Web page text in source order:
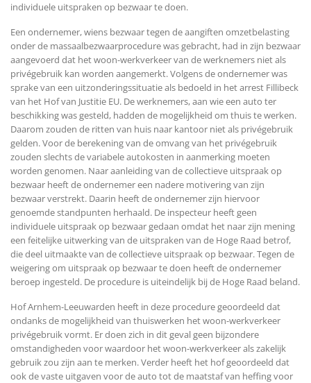
individuele uitspraken op bezwaar te doen.
Een ondernemer, wiens bezwaar tegen de aangiften omzetbelasting
onder de massaalbezwaarprocedure was gebracht, had in zijn bezwaar
aangevoerd dat het woon-werkverkeer van de werknemers niet als
privégebruik kan worden aangemerkt. Volgens de ondernemer was
sprake van een uitzonderingssituatie als bedoeld in het arrest Fillibeck
van het Hof van Justitie EU. De werknemers, aan wie een auto ter
beschikking was gesteld, hadden de mogelijkheid om thuis te werken.
Daarom zouden de ritten van huis naar kantoor niet als privégebruik
gelden. Voor de berekening van de omvang van het privégebruik
zouden slechts de variabele autokosten in aanmerking moeten
worden genomen. Naar aanleiding van de collectieve uitspraak op
bezwaar heeft de ondernemer een nadere motivering van zijn
bezwaar verstrekt. Daarin heeft de ondernemer zijn hiervoor
genoemde standpunten herhaald. De inspecteur heeft geen
individuele uitspraak op bezwaar gedaan omdat het naar zijn mening
een feitelijke uitwerking van de uitspraken van de Hoge Raad betrof,
die deel uitmaakte van de collectieve uitspraak op bezwaar. Tegen de
weigering om uitspraak op bezwaar te doen heeft de ondernemer
beroep ingesteld. De procedure is uiteindelijk bij de Hoge Raad beland.
Hof Arnhem-Leeuwarden heeft in deze procedure geoordeeld dat
ondanks de mogelijkheid van thuiswerken het woon-werkverkeer
privégebruik vormt. Er doen zich in dit geval geen bijzondere
omstandigheden voor waardoor het woon-werkverkeer als zakelijk
gebruik zou zijn aan te merken. Verder heeft het hof geoordeeld dat
ook de vaste uitgaven voor de auto tot de maatstaf van heffing voor